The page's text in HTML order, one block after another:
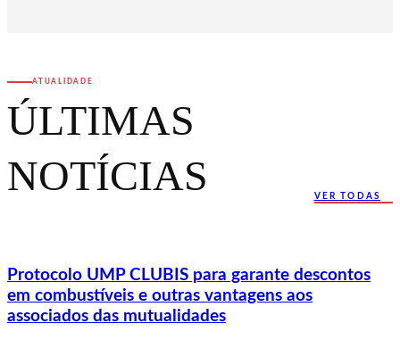
ATUALIDADE
ÚLTIMAS
NOTÍCIAS
VER TODAS
Protocolo UMP CLUBIS para garante descontos
em combustíveis e outras vantagens aos
associados das mutualidades